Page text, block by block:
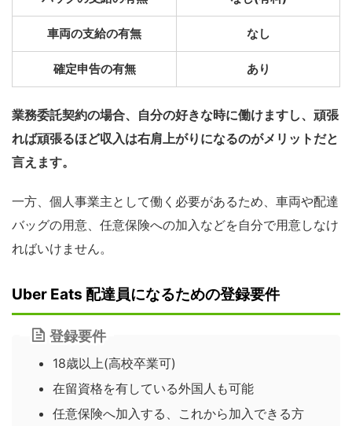
車両の支給の有無 なし
確定申告の有無 あり
業務委託契約の場合、自分の好きな時に働けますし、頑張
れば頑張るほど収入は右肩上がりになるのがメリットだと
言えます。
一方、個人事業主として働く必要があるため、車両や配達
バッグの用意、任意保険への加入などを自分で用意しなけ
ればいけません。
Uber Eats 配達員になるための登録要件
登録要件
18歳以上(高校卒業可)
在留資格を有している外国人も可能
任意保険へ加入する、これから加入できる方